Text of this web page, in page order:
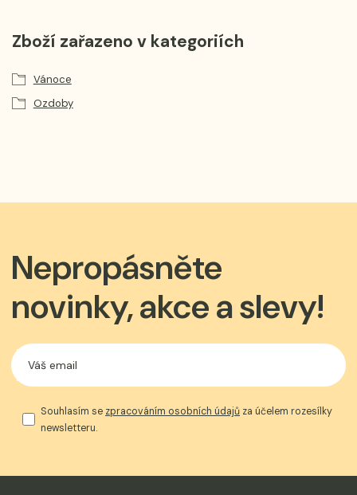
Zboží zařazeno v kategoriích
Vánoce
Ozdoby
Nepropásněte
novinky, akce a slevy!
Souhlasím se zpracováním osobních údajů za účelem rozesílky
newsletteru.